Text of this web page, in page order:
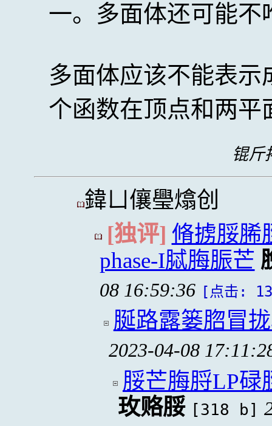
一。多面体还可能不
多面体应该不能表
个函数在顶点和两平
锟斤
鍏ㄩ儴璺熻创
[独评] 脩掳脮脪
phase-I脦脢脤芒
08 16:59:36 [点击:
脠路露篓脗冒
2023-04-08
脮芒脢脟LP碌
玫赂脮 [318 b]